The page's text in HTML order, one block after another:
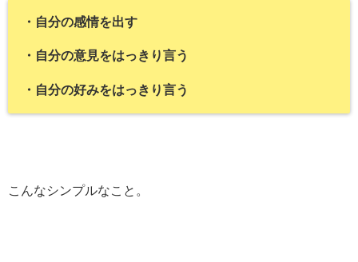
・自分の感情を出す
・自分の意見をはっきり言う
・自分の好みをはっきり言う
こんなシンプルなこと。